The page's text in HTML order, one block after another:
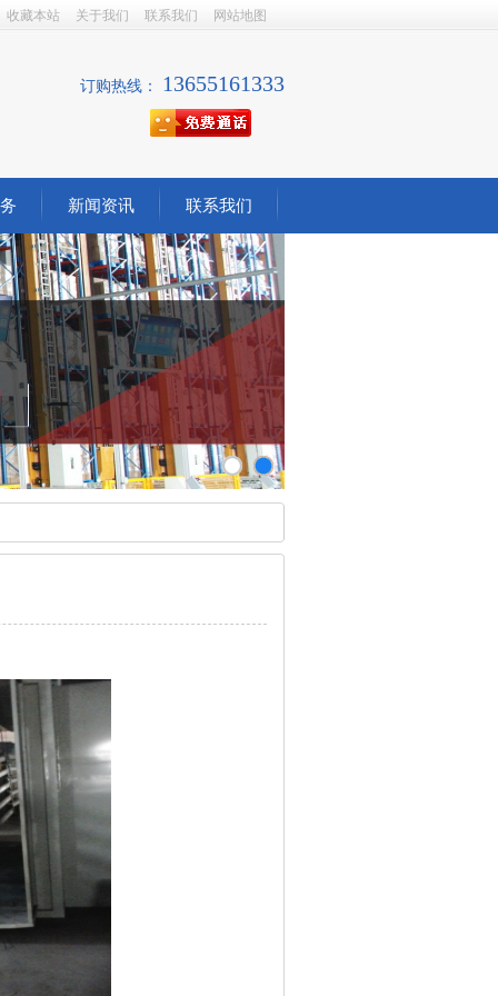
收藏本站 关于我们 联系我们 网站地图
订购热线： 13655161333
新闻资讯 联系我们